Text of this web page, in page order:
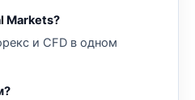
Markets?
и CFD в одном